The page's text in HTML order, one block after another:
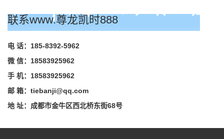
联系www.尊龙凯时888
电 话：185-8392-5962
微 信：18583925962
手 机：18583925962
邮 箱： tiebanji@qq.com
地 址：成都市金牛区西北桥东街68号